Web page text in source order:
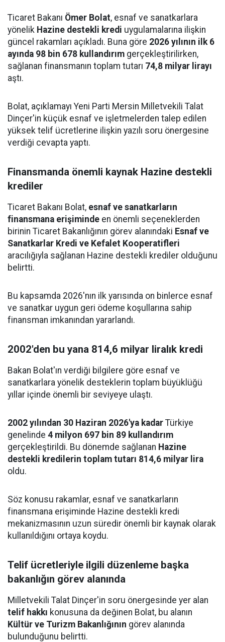
Ticaret Bakanı Ömer Bolat, esnaf ve sanatkarlara
yönelik Hazine destekli kredi uygulamalarına ilişkin
güncel rakamları açıkladı. Buna göre 2026 yılının ilk 6
ayında 98 bin 678 kullandırım gerçekleştirilirken,
sağlanan finansmanın toplam tutarı 74,8 milyar lirayı
aştı.
Bolat, açıklamayı Yeni Parti Mersin Milletvekili Talat
Dinçer'in küçük esnaf ve işletmelerden talep edilen
yüksek telif ücretlerine ilişkin yazılı soru önergesine
verdiği cevapta yaptı.
Finansmanda önemli kaynak Hazine destekli
krediler
Ticaret Bakanı Bolat, esnaf ve sanatkarların
finansmana erişiminde en önemli seçeneklerden
birinin Ticaret Bakanlığının görev alanındaki Esnaf ve
Sanatkarlar Kredi ve Kefalet Kooperatifleri
aracılığıyla sağlanan Hazine destekli krediler olduğunu
belirtti.
Bu kapsamda 2026'nın ilk yarısında on binlerce esnaf
ve sanatkar uygun geri ödeme koşullarına sahip
finansman imkanından yararlandı.
2002'den bu yana 814,6 milyar liralık kredi
Bakan Bolat'ın verdiği bilgilere göre esnaf ve
sanatkarlara yönelik desteklerin toplam büyüklüğü
yıllar içinde önemli bir seviyeye ulaştı.
2002 yılından 30 Haziran 2026'ya kadar Türkiye
genelinde 4 milyon 697 bin 89 kullandırım
gerçekleştirildi. Bu dönemde sağlanan Hazine
destekli kredilerin toplam tutarı 814,6 milyar lira
oldu.
Söz konusu rakamlar, esnaf ve sanatkarların
finansmana erişiminde Hazine destekli kredi
mekanizmasının uzun süredir önemli bir kaynak olarak
kullanıldığını ortaya koydu.
Telif ücretleriyle ilgili düzenleme başka
bakanlığın görev alanında
Milletvekili Talat Dinçer'in soru önergesinde yer alan
telif hakkı konusuna da değinen Bolat, bu alanın
Kültür ve Turizm Bakanlığının görev alanında
bulunduğunu belirtti.